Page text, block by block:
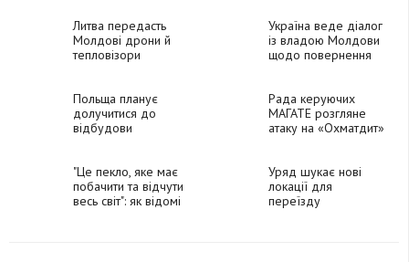
Литва передасть
Молдові дрони й
тепловізори
Україна веде діалог
із владою Молдови
щодо повернення
Польща планує
долучитися до
відбудови
Рада керуючих
МАГАТЕ розгляне
атаку на «Охматдит»
"Це пекло, яке має
побачити та відчути
весь світ": як відомі
Уряд шукає нові
локації для
переїзду